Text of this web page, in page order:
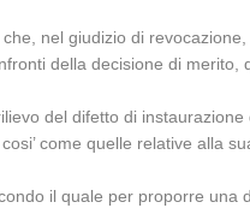
nel giudizio di
della decisione di
del difetto di
come quelle relative alla
il quale per proporre una